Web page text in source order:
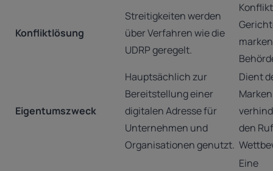
Konfliktlösung
Streitigkeiten werden
über Verfahren wie die
UDRP geregelt.
Eigentumszweck
Hauptsächlich zur
Bereitstellung einer
digitalen Adresse für
Unternehmen und
Organisationen genutzt.
Dient
den
Eine